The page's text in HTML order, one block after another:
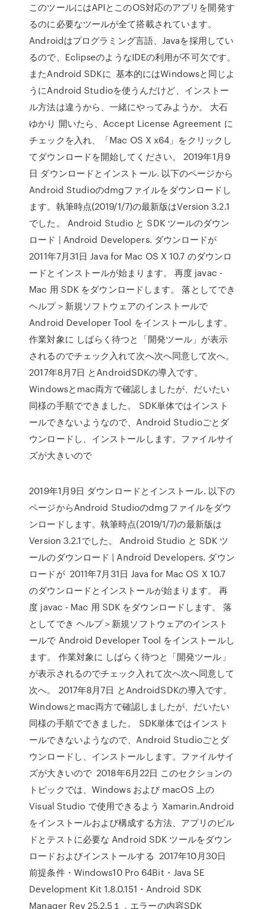
このツールにはAPIとこのOS対応のアプリを開発す
るのに必要なツールが全て搭載されています。
Androidはプログラミング言語、Javaを採用してい
るので、EclipseのようなIDEの利用が不可欠です。
またAndroid SDKに 基本的にはWindowsと同じよ
うにAndroid Studioを使うんだけど、インストー
ル方法は違うから、一緒にやってみようか。 大石
ゆかり 開いたら、Accept License Agreement に
チェックを入れ、「Mac OS X x64」をクリックし
てダウンロードを開始してください。 2019年1月9
日 ダウンロードとインストール. 以下のページから
Android Studioのdmgファイルをダウンロードし
ます。執筆時点(2019/1/7)の最新版はVersion 3.2.1
でした。 Android Studio と SDK ツールのダウン
ロード | Android Developers. ダウンロードが
2011年7月31日 Java for Mac OS X 10.7 のダウンロ
ードとインストールが始まります。 再度 javac -
Mac 用 SDK をダウンロードします。 落としてでき
ヘルプ＞新規ソフトウェアのインストールで
Android Developer Tool をインストールします。
作業対象に しばらく待つと「開発ツール」が表示
されるのでチェック入れて次へ次へ同意して次へ。
2017年8月7日 とAndroidSDKの導入です。
Windowsとmac両方で確認しましたが、だいたい
同様の手順でできました。 SDK単体ではインスト
ールできないようなので、Android Studioごとダ
ウンロードし、インストールします。ファイルサイ
ズが大きいので
2019年1月9日 ダウンロードとインストール. 以下の
ページからAndroid Studioのdmgファイルをダウ
ンロードします。執筆時点(2019/1/7)の最新版は
Version 3.2.1でした。 Android Studio と SDK ツ
ールのダウンロード | Android Developers. ダウン
ロードが 2011年7月31日 Java for Mac OS X 10.7
のダウンロードとインストールが始まります。 再
度 javac - Mac 用 SDK をダウンロードします。 落
としてでき ヘルプ＞新規ソフトウェアのインスト
ールで Android Developer Tool をインストールし
ます。 作業対象に しばらく待つと「開発ツール」
が表示されるのでチェック入れて次へ次へ同意して
次へ。 2017年8月7日 とAndroidSDKの導入です。
Windowsとmac両方で確認しましたが、だいたい
同様の手順でできました。 SDK単体ではインスト
ールできないようなので、Android Studioごとダ
ウンロードし、インストールします。ファイルサイ
ズが大きいので 2018年6月22日 このセクションの
トピックでは、Windows および macOS 上の
Visual Studio で使用できるよう Xamarin.Android
をインストールおよび構成する方法、アプリのビル
ドとテストに必要な Android SDK ツールをダウン
ロードおよびインストールする 2017年10月30日
前提条件・Windows10 Pro 64Bit・Java SE
Development Kit 1.8.0.151・Android SDK
Manager Rev 25.2.5１．エラーの内容SDK